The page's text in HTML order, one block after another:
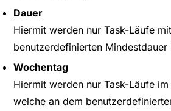
Dauer
Hiermit werden nur Task-Läufe
benutzerdefinierten
Wochentag
Hiermit werden nur Task-Läufe
welche an dem